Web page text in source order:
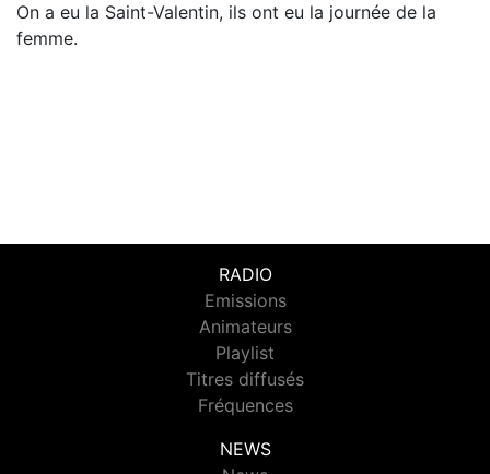
On a eu la Saint-Valentin, ils ont eu la journée de la
femme.
RADIO
Emissions
Animateurs
Playlist
Titres diffusés
Fréquences
NEWS